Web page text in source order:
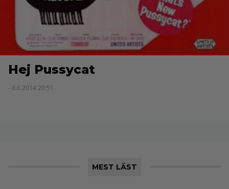
Hej Pussycat
- 8.6.2014 20:51
MEST LÄST